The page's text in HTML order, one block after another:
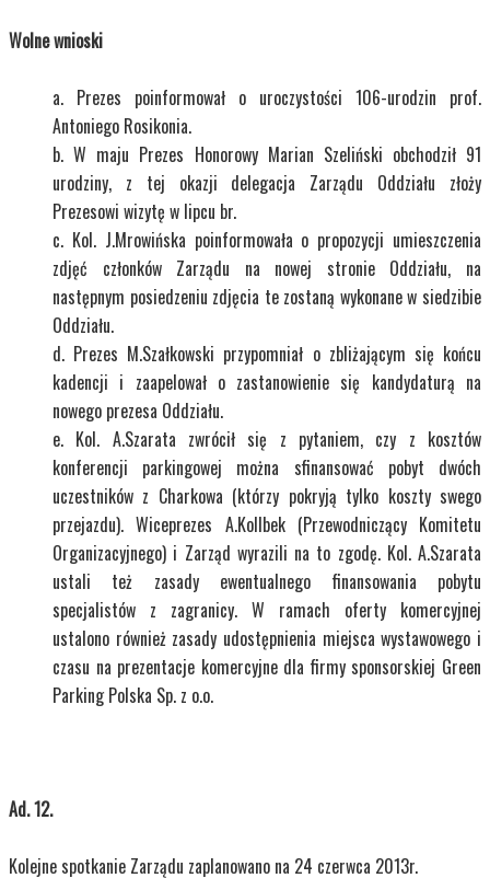
Wolne wnioski
Prezes poinformował o uroczystości 106-urodzin prof.
Antoniego Rosikonia.
W maju Prezes Honorowy Marian Szeliński obchodził 91
urodziny, z tej okazji delegacja Zarządu Oddziału złoży
Prezesowi wizytę w lipcu br.
Kol. J.Mrowińska poinformowała o propozycji umieszczenia
zdjęć członków Zarządu na nowej stronie Oddziału, na
następnym posiedzeniu zdjęcia te zostaną wykonane w siedzibie
Oddziału.
Prezes M.Szałkowski przypomniał o zbliżającym się końcu
kadencji i zaapelował o zastanowienie się kandydaturą na
nowego prezesa Oddziału.
Kol. A.Szarata zwrócił się z pytaniem, czy z kosztów
konferencji parkingowej można sfinansować pobyt dwóch
uczestników z Charkowa (którzy pokryją tylko koszty swego
przejazdu). Wiceprezes A.Kollbek (Przewodniczący Komitetu
Organizacyjnego) i Zarząd wyrazili na to zgodę. Kol. A.Szarata
ustali też zasady ewentualnego finansowania pobytu
specjalistów z zagranicy. W ramach oferty komercyjnej
ustalono również zasady udostępnienia miejsca wystawowego i
czasu na prezentacje komercyjne dla firmy sponsorskiej Green
Parking Polska Sp. z o.o.
Ad. 12.
Kolejne spotkanie Zarządu zaplanowano na 24 czerwca 2013r.